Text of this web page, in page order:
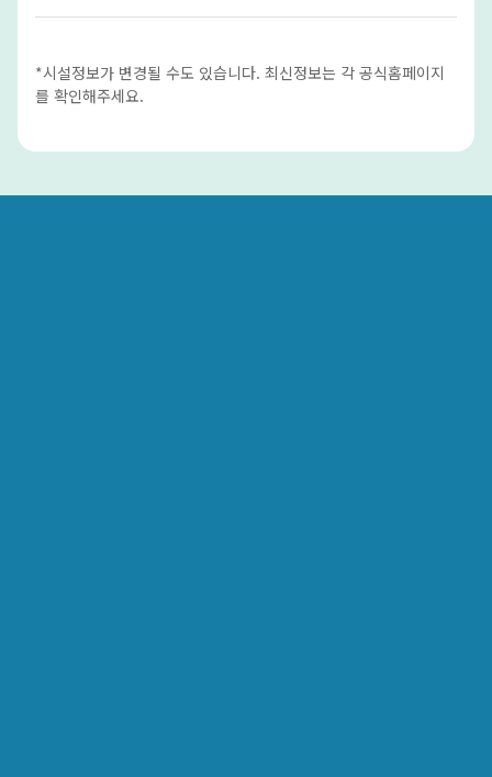
*시설정보가 변경될 수도 있습니다. 최신정보는 각 공식홈페이지
를 확인해주세요.